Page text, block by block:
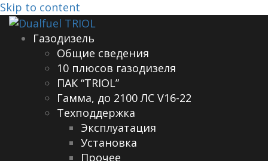
Skip to content
Газодизель
Общие сведения
10 плюсов газодизеля
ПАК “TRIOL”
Гамма, до 2100 ЛС V16-22
Техподдержка
Эксплуатация
Установка
Прочее